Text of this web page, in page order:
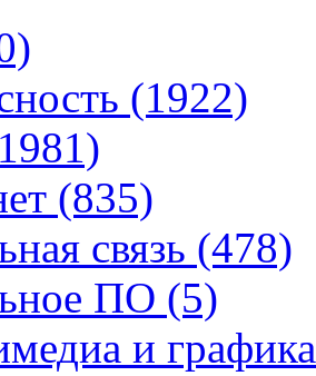
(1922)
(835)
связь (478)
ПО (5)
и